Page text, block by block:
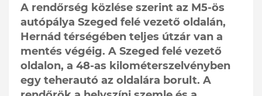
A rendőrség közlése szerint az M5-ös
autópálya Szeged felé vezető oldalán,
Hernád térségében teljes útzár van a
mentés végéig. A Szeged felé vezető
oldalon, a 48-as kilométerszelvényben
egy teherautó az oldalára borult. A